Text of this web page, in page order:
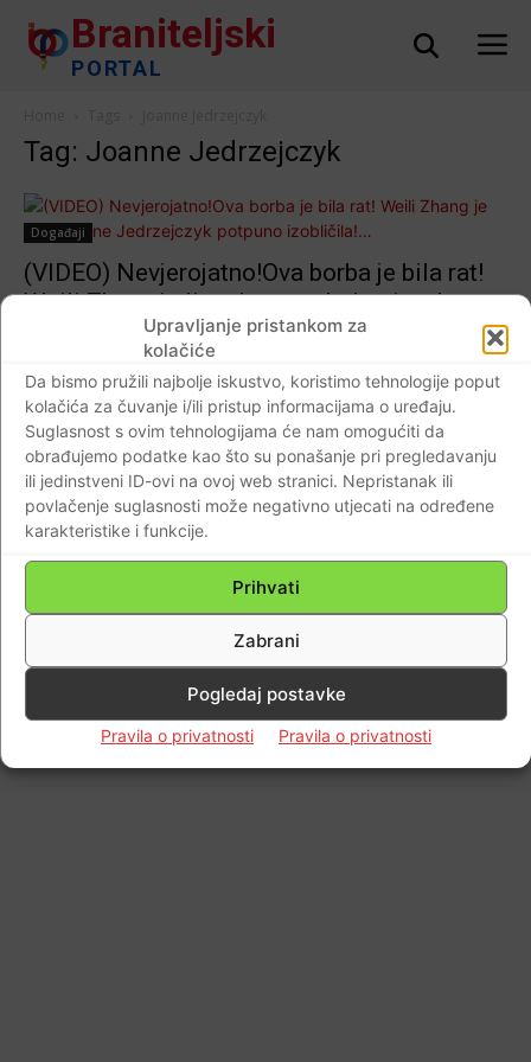
Upravljanje pristankom za
kolačiće
Da bismo pružili najbolje iskustvo, koristimo tehnologije poput
kolačića za čuvanje i/ili pristup informacijama o uređaju.
Suglasnost s ovim tehnologijama će nam omogućiti da
obrađujemo podatke kao što su ponašanje pri pregledavanju
ili jedinstveni ID-ovi na ovoj web stranici. Nepristanak ili
povlačenje suglasnosti može negativno utjecati na određene
karakteristike i funkcije.
Prihvati
Zabrani
Pogledaj postavke
Pravila o privatnosti Pravila o privatnosti
Braniteljski
PORTAL
Tag: Joanne Jedrzejczyk
Događaji
(VIDEO) Nevjerojatno!Ova borba je bila rat!
Weili Zhang je lice Joanne Jedrzejczyk
potpuno izobličila!…
Impressum Kontaktirajte nas Pravila o privatnosti
© Newspaper WordPress Theme by TagDiv